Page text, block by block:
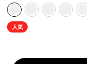
人気